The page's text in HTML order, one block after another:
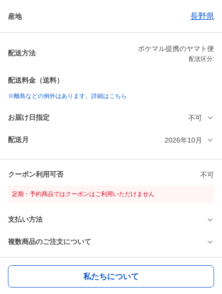
産地 長野県
配送方法
ポケマル提携のヤマト便
配送区分:
配送料金（送料）
※離島などの例外はあります。詳細はこちら
お届け日指定 不可
配送月 2026年10月
クーポン利用可否 不可
定期・予約商品ではクーポンはご利用いただけません
支払い方法
複数商品のご注文について
私たちについて